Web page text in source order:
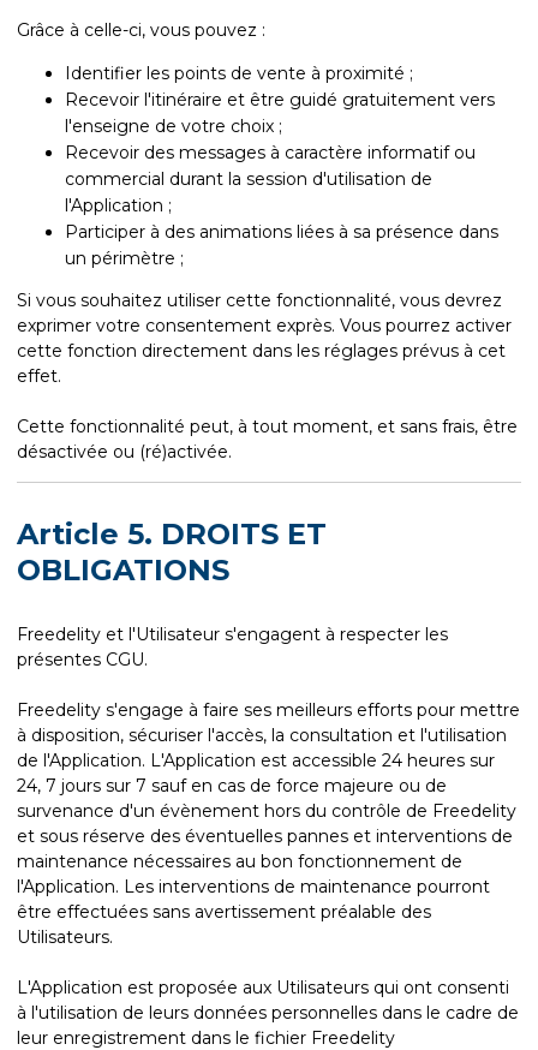
Grâce à celle-ci, vous pouvez :
Identifier les points de vente à proximité ;
Recevoir l'itinéraire et être guidé gratuitement vers
l'enseigne de votre choix ;
Recevoir des messages à caractère informatif ou
commercial durant la session d'utilisation de
l'Application ;
Participer à des animations liées à sa présence dans
un périmètre ;
Si vous souhaitez utiliser cette fonctionnalité, vous devrez
exprimer votre consentement exprès. Vous pourrez activer
cette fonction directement dans les réglages prévus à cet
effet.
Cette fonctionnalité peut, à tout moment, et sans frais, être
désactivée ou (ré)activée.
Article 5. DROITS ET
OBLIGATIONS
Freedelity et l'Utilisateur s'engagent à respecter les
présentes CGU.
Freedelity s'engage à faire ses meilleurs efforts pour mettre
à disposition, sécuriser l'accès, la consultation et l'utilisation
de l'Application. L'Application est accessible 24 heures sur
24, 7 jours sur 7 sauf en cas de force majeure ou de
survenance d'un évènement hors du contrôle de Freedelity
et sous réserve des éventuelles pannes et interventions de
maintenance nécessaires au bon fonctionnement de
l'Application. Les interventions de maintenance pourront
être effectuées sans avertissement préalable des
Utilisateurs.
L'Application est proposée aux Utilisateurs qui ont consenti
à l'utilisation de leurs données personnelles dans le cadre de
leur enregistrement dans le fichier Freedelity